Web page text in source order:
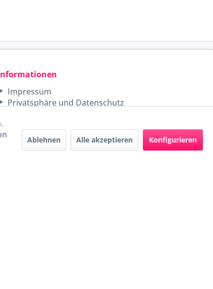
Impressum
Privatsphäre und Datenschutz
Ablehnen Alle akzeptieren Konfigurieren